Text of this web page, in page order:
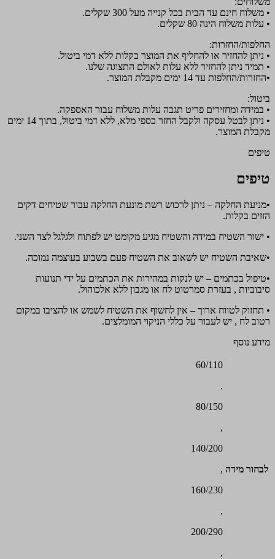
• משלוח חינם עד הבית בכל קנייה מעל 300 שקלים.
• עלות משלוח הינה 80 שקלים.
החלפות/החזרות:
• ניתן להחזיר או להחליף את המוצר בקלות ללא דמי ביטול.
• תמיד ניתן להחזיר ללא עלות לאולם התצוגה שלנו.
•החזרות/החלפות עד 14 ימים מקבלת המוצר.
ביטול:
• במידה ומחזירים פריט תגבה עלות משלוח עבור האספקה.
• ניתן לבטל עסקה ולקבל החזר כספי מלא, ללא דמי ביטול, בתוך 14 ימים
מקבלת המוצר.
טיפים
טיפים
•מניעת החלקה – ניתן לרכוש רשת מונעת החלקה עבור שטיחים דקים
הזזים בקלות.
• ישור השטיח במידה והשטיח מגיע מקומט יש לפתוח ולגלגל לצד השני.
•שאיבת השטיח יש לשאוב את השטיח פעם בשבוע בעוצמה נמוכה.
•טיפול בכתמים – יש לנקות במהירות את הכתמים על ידי תנועות
סיבוביות , בעזרת סמרטוט לח או מגבון ללא אלכוהול.
• תחזוק לטווח ארוך – אין לחשוף את השטיח לשמש או להציבו במקום
רטוב לח , יש לעבור על כללי הניקוי המומלצים.
מידע נוסף
לבחור מידה
60/110
,
80/150
,
140/200
,
160/230
,
200/290
,